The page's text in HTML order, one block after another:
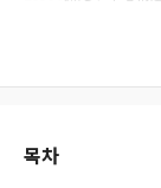
は距離があることを
목차